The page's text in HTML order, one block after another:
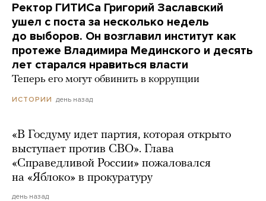
Ректор ГИТИСа Григорий Заславский
ушел с поста за несколько недель
до выборов. Он возглавил институт как
протеже Владимира Мединского и десять
лет старался нравиться власти
Теперь его могут обвинить в коррупции
ИСТОРИИ день назад
«В Госдуму идет партия, которая открыто
выступает против СВО». Глава
«Справедливой России» пожаловался
на «Яблоко» в прокуратуру
день назад